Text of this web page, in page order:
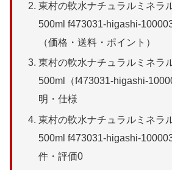
東村の軟水ナチュラルミネラ
500ml f473031-higashi-
（価格・送料・ポイント）
東村の軟水ナチュラルミネラ
500ml（f473031-higashi-
明・仕様
東村の軟水ナチュラルミネラ
500ml f473031-higashi-
件・評価0